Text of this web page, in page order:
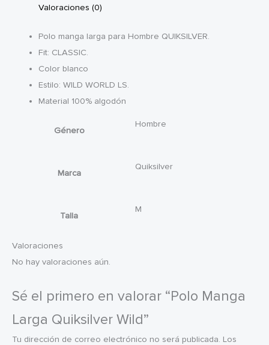
Valoraciones (0)
Polo manga larga para Hombre QUIKSILVER.
Fit: CLASSIC.
Color blanco
Estilo: WILD WORLD LS.
Material 100% algodón
Género
Hombre
Marca
Quiksilver
Talla
M
Valoraciones
No hay valoraciones aún.
Sé el primero en valorar “Polo Manga
Larga Quiksilver Wild”
Tu dirección de correo electrónico no será publicada. Los